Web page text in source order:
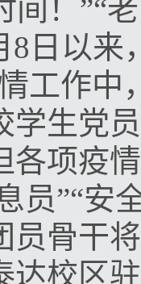
间！”“
8 日以来
工作中
学生党
各项疫
员”“安
员骨干将
达校区